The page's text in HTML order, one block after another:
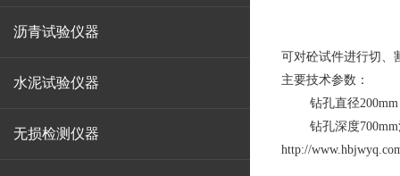
可对砼试件进行切、
主要技术参数：
钻孔直径200mm
钻孔深度700mm
http://
沥青试验仪器
水泥试验仪器
无损检测仪器